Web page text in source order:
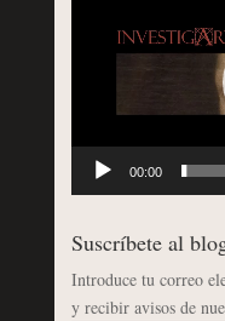
00:00
Suscríbete al
Introduce tu correo
y recibir avisos de